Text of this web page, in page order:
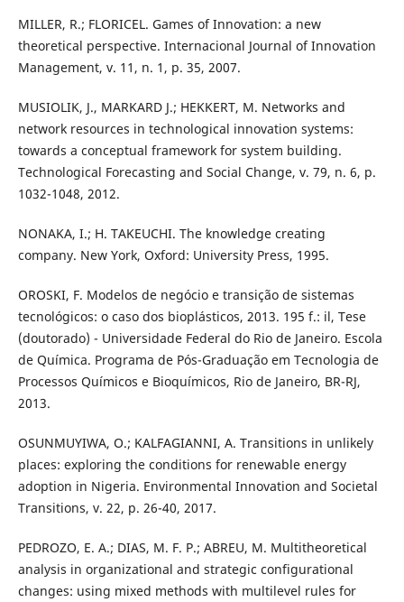
MILLER, R.; FLORICEL. Games of Innovation: a new
theoretical perspective. Internacional Journal of Innovation
Management, v. 11, n. 1, p. 35, 2007.
MUSIOLIK, J., MARKARD J.; HEKKERT, M. Networks and
network resources in technological innovation systems:
towards a conceptual framework for system building.
Technological Forecasting and Social Change, v. 79, n. 6, p.
1032-1048, 2012.
NONAKA, I.; H. TAKEUCHI. The knowledge creating
company. New York, Oxford: University Press, 1995.
OROSKI, F. Modelos de negócio e transição de sistemas
tecnológicos: o caso dos bioplásticos, 2013. 195 f.: il, Tese
(doutorado) - Universidade Federal do Rio de Janeiro. Escola
de Química. Programa de Pós-Graduação em Tecnologia de
Processos Químicos e Bioquímicos, Rio de Janeiro, BR-RJ,
2013.
OSUNMUYIWA, O.; KALFAGIANNI, A. Transitions in unlikely
places: exploring the conditions for renewable energy
adoption in Nigeria. Environmental Innovation and Societal
Transitions, v. 22, p. 26-40, 2017.
PEDROZO, E. A.; DIAS, M. F. P.; ABREU, M. Multitheoretical
analysis in organizational and strategic configurational
changes: using mixed methods with multilevel rules for